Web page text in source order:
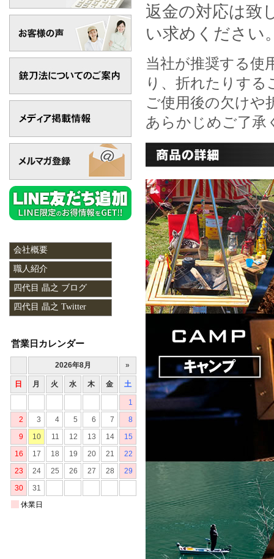
返金の対応は致
い求めください
当社が推奨する使
り、折れたりす
ご使用後の欠けや
あらかじめご了承
会社概要
職人紹介
四代目 晶之 ブログ
四代目 晶之 Twitter
営業日カレンダー